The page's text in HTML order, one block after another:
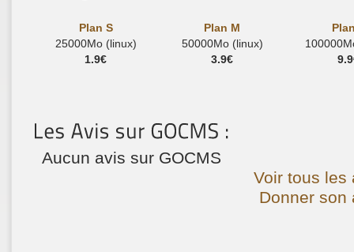
Plan S
25000Mo (linux)
1.9€
Plan M
50000Mo (linux)
3.9€
Aucun avis sur GOCMS
Voir tous les
Donner son